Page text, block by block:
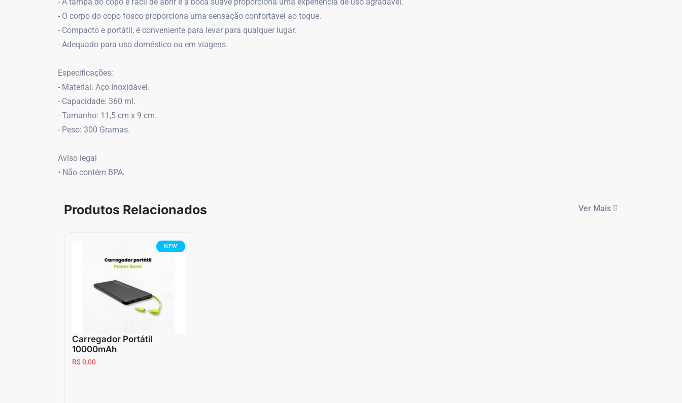
- O corpo do copo fosco proporciona uma sensação confortável ao toque.
- Compacto e portátil, é conveniente para levar para qualquer lugar.
- Adequado para uso doméstico ou em viagens.
Especificações:
- Material: Aço Inoxidável.
- Capacidade: 360 ml.
- Tamanho: 11,5 cm x 9 cm.
- Peso: 300 Gramas.
Aviso legal
• Não contém BPA.
Produtos Relacionados Ver Mais
NEW
Carregador Portátil
10000mAh
R$ 0,00